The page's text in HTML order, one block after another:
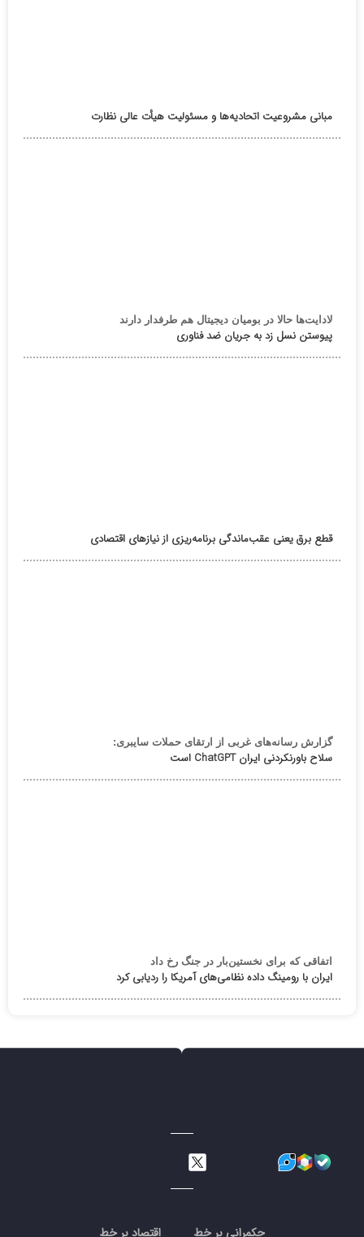
مبانی مشروعیت اتحادیه‌ها و مسئولیت هیأت عالی نظارت
لادایت‌ها حالا در بومیان دیجیتال هم طرفدار دارند
پیوستن نسل زد به جریان ضد فناوری
قطع برق یعنی عقب‌ماندگی برنامه‌ریزی از نیازهای اقتصادی
گزارش رسانه‌های غربی از ارتقای حملات سایبری:
سلاح باورنکردنی ایران ChatGPT است
اتفاقی که برای نخستین‌بار در جنگ رخ داد
ایران با رومینگ داده نظامی‌های آمریکا را ردیابی کرد
حکمرانی بر خط اقتصاد بر خط